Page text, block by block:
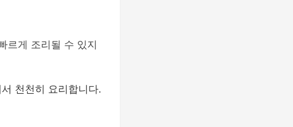
르게 조리될 수 있지
천천히 요리합니다.